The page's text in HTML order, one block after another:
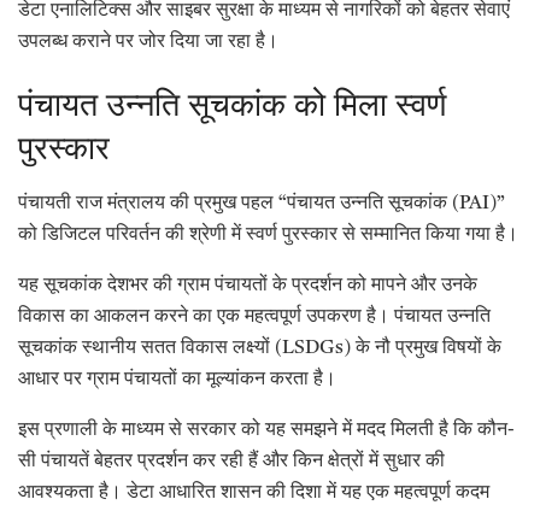
डेटा एनालिटिक्स और साइबर सुरक्षा के माध्यम से नागरिकों को बेहतर सेवाएं
उपलब्ध कराने पर जोर दिया जा रहा है।
पंचायत उन्नति सूचकांक को मिला स्वर्ण
पुरस्कार
पंचायती राज मंत्रालय की प्रमुख पहल “पंचायत उन्नति सूचकांक (PAI)”
को डिजिटल परिवर्तन की श्रेणी में स्वर्ण पुरस्कार से सम्मानित किया गया है।
यह सूचकांक देशभर की ग्राम पंचायतों के प्रदर्शन को मापने और उनके
विकास का आकलन करने का एक महत्वपूर्ण उपकरण है। पंचायत उन्नति
सूचकांक स्थानीय सतत विकास लक्ष्यों (LSDGs) के नौ प्रमुख विषयों के
आधार पर ग्राम पंचायतों का मूल्यांकन करता है।
इस प्रणाली के माध्यम से सरकार को यह समझने में मदद मिलती है कि कौन-
सी पंचायतें बेहतर प्रदर्शन कर रही हैं और किन क्षेत्रों में सुधार की
आवश्यकता है। डेटा आधारित शासन की दिशा में यह एक महत्वपूर्ण कदम